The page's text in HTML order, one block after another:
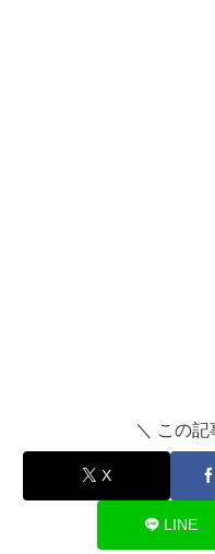
＼ この記
X
LINE